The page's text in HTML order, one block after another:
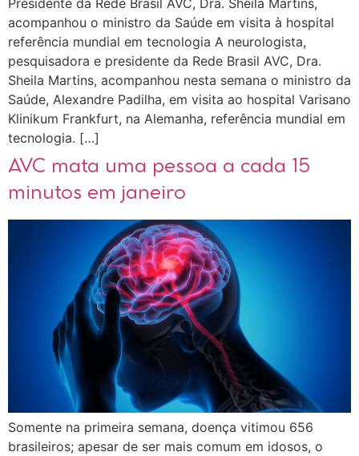
Presidente da Rede Brasil AVC, Dra. Sheila Martins,
acompanhou o ministro da Saúde em visita à hospital
referência mundial em tecnologia A neurologista,
pesquisadora e presidente da Rede Brasil AVC, Dra.
Sheila Martins, acompanhou nesta semana o ministro da
Saúde, Alexandre Padilha, em visita ao hospital Varisano
Klinikum Frankfurt, na Alemanha, referência mundial em
tecnologia. […]
AVC mata uma pessoa a cada 15
minutos em janeiro
Somente na primeira semana, doença vitimou 656
brasileiros; apesar de ser mais comum em idosos, o